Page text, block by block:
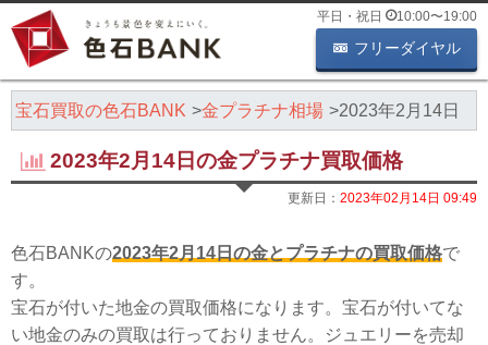
平日・祝日 10:00〜19:00
フリーダイヤル
宝石買取の色石BANK 金プラチナ相場 2023年2月14日
2023年2月14日の金プラチナ買取価格
更新日： 2023年02月14日 09:49
色石BANKの2023年2月14日の金とプラチナの買取価格で
す。
宝石が付いた地金の買取価格になります。宝石が付いてな
い地金のみの買取は行っておりません。ジュエリーを売却